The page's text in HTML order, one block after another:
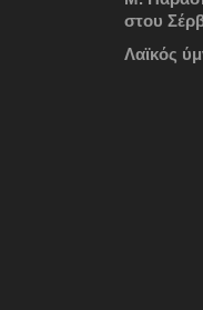
στου
Λαϊκός